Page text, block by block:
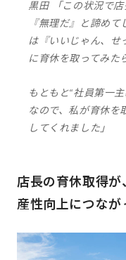
黒田 「この状況で
『無理だ』と諦め
は『いいじゃん、せ
に育休を取ってみた
もともと“社員第一
なので、私が育休を
してくれました」
店長の育休取得
産性向上につなが